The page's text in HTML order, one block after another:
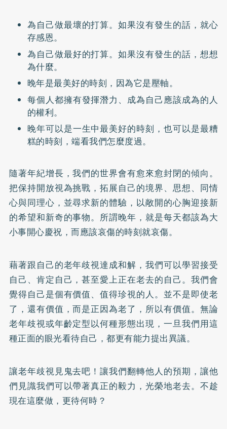
為自己做最壞的打算。如果沒有發生的話，就心
存感恩。
為自己做最好的打算。如果沒有發生的話，想想
為什麼。
晚年是最美好的時刻，因為它是壓軸。
每個人都擁有發揮潛力、成為自己應該成為的人
的權利。
晚年可以是一生中最美好的時刻，也可以是最糟
糕的時刻，端看我們怎麼度過。
隨著年紀增長，我們的世界會有愈來愈封閉的傾向。
把保持開放視為挑戰，拓展自己的境界、思想、同情
心與同理心，並尋求新的體驗，以敞開的心胸迎接新
的希望和新奇的事物。所謂晚年，就是每天都該為大
小事開心慶祝，而應該哀傷的時刻就哀傷。
藉著跟自己的老年歧視達成和解，我們可以學習接受
自己、肯定自己，甚至愛上正在老去的自己。我們會
覺得自己是個有價值、值得珍視的人。並不是即使老
了，還有價值，而是正因為老了，所以有價值。無論
老年歧視或年齡定型以何種形態出現，一旦我們用這
種正面的眼光看待自己，都更有能力提出異議。
讓老年歧視見鬼去吧！讓我們翻轉他人的預期，讓他
們見識我們可以帶著真正的毅力，光榮地老去。不趁
現在這麼做，更待何時？